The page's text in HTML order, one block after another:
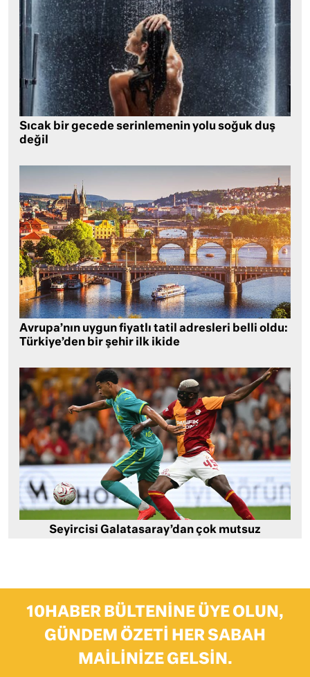
Sıcak bir gecede serinlemenin yolu soğuk duş
değil
Avrupa’nın uygun fiyatlı tatil adresleri belli oldu:
Türkiye’den bir şehir ilk ikide
Seyircisi Galatasaray’dan çok mutsuz
10HABER BÜLTENINE ÜYE OLUN,
GÜNDEM ÖZETI HER SABAH
MAILINIZE GELSIN.